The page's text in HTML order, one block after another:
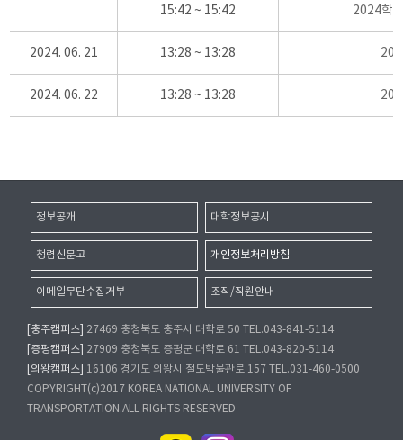
15:42 ~ 15:42 2024학
2024. 06. 21 13:28 ~ 13:28
2024. 06. 22 13:28 ~ 13:28
정보공개 대학정보공시
청렴신문고 개인정보처리방침
이메일무단수집거부 조직/직원안내
[충주캠퍼스]
27469 충청북도 충주시 대학로 50 TEL.043-841-5114
[증평캠퍼스]
27909 충청북도 증평군 대학로 61 TEL.043-820-5114
[의왕캠퍼스]
16106 경기도 의왕시 철도박물관로 157 TEL.031-460-0500
COPYRIGHT(c)2017 KOREA NATIONAL UNIVERSITY OF
TRANSPORTATION.ALL RIGHTS RESERVED